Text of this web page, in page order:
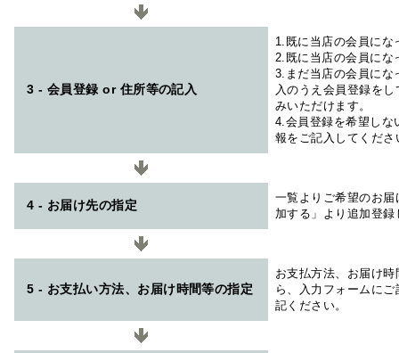
3 - 会員登録 or 住所等の記入
1.既に当店の会員にな
2.既に当店の会員にな
3.まだ当店の会員にな
入のうえ会員登録を
みいただけます。
4.会員登録を希望しな
報をご記入してくださ
4 - お届け先の指定
一覧よりご希望のお
加する」より追加登
5 - お支払い方法、お届け時間等の指定
お支払方法、お届け
ら、入力フォームに
記ください。